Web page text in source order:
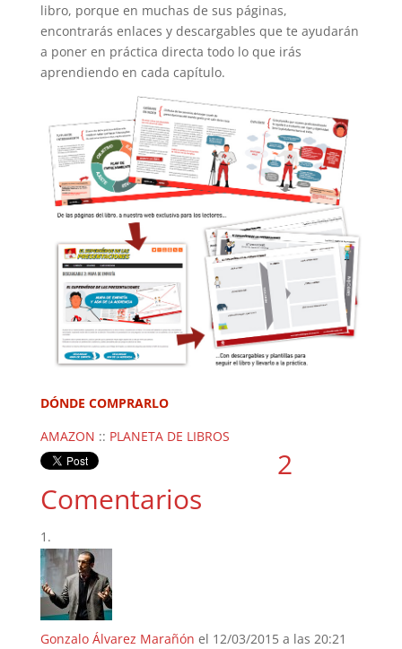
libro, porque en muchas de sus páginas,
encontrarás enlaces y descargables que te ayudarán
a poner en práctica directa todo lo que irás
aprendiendo en cada capítulo.
DÓNDE COMPRARLO
AMAZON :: PLANETA DE LIBROS
2
Comentarios
Gonzalo Álvarez Marañón el 12/03/2015 a las 20:21